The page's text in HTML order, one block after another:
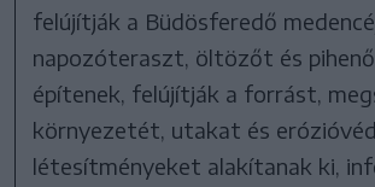
felújítják a Büdösferedő
napozóteraszt, öltözőt és
építenek, felújítják a forrást,
környezetét, utakat és
létesítményeket alakítanak ki,